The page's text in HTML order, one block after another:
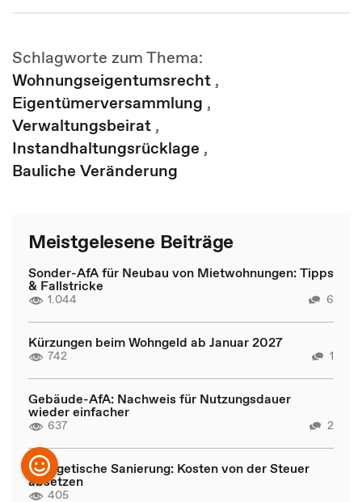
Schlagworte zum Thema:
Wohnungseigentumsrecht ,
Eigentümerversammlung ,
Verwaltungsbeirat ,
Instandhaltungsrücklage ,
Bauliche Veränderung
Meistgelesene Beiträge
Sonder-AfA für Neubau von Mietwohnungen: Tipps
& Fallstricke
1.044 6
Kürzungen beim Wohngeld ab Januar 2027
742 1
Gebäude-AfA: Nachweis für Nutzungsdauer
wieder einfacher
637 2
Energetische Sanierung: Kosten von der Steuer
absetzen
405